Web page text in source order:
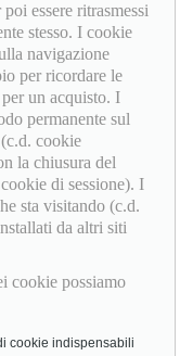
essere ritrasmessi
stesso. I cookie
navigazione
per ricordare le
un acquisto. I
permanente sul
cookie
la chiusura del
di sessione). I
sta visitando (c.d.
da altri siti
cookie possiamo
cookie indispensabili